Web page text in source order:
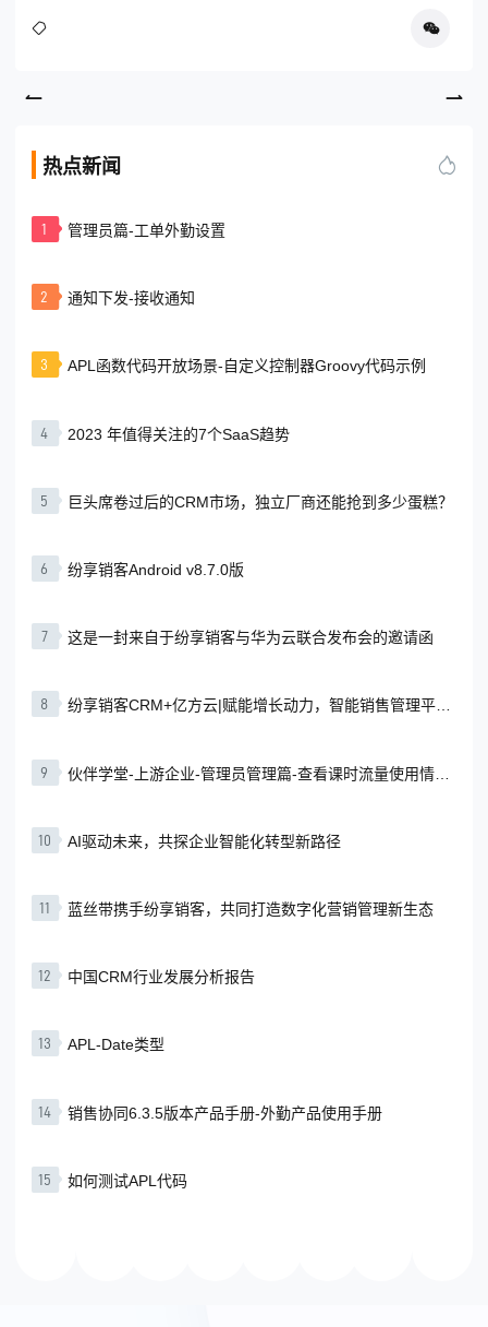
热点新闻
1 管理员篇-工单外勤设置
2 通知下发-接收通知
3 APL函数代码开放场景-自定义控制器Groovy代码示例
4 2023 年值得关注的7个SaaS趋势
5 巨头席卷过后的CRM市场，独立厂商还能抢到多少蛋糕？
6 纷享销客Android v8.7.0版
7 这是一封来自于纷享销客与华为云联合发布会的邀请函
8
纷享销客CRM+亿方云|赋能增长动力，智能销售管理平台
9
伙伴学堂-上游企业-管理员管理篇-查看课时流量使用情况
10 AI驱动未来，共探企业智能化转型新路径
11 蓝丝带携手纷享销客，共同打造数字化营销管理新生态
12 中国CRM行业发展分析报告
13 APL-Date类型
14 销售协同6.3.5版本产品手册-外勤产品使用手册
15 如何测试APL代码